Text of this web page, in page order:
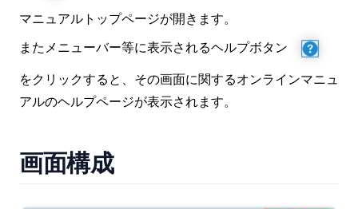
マニュアルトップページが開きます。
またメニューバー等に表示されるヘルプボタン
をクリックすると、その画面に関するオンラインマニュ
アルのヘルプページが表示されます。
画面構成